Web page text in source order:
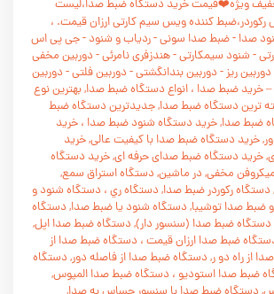
ویژه❤️️قیمت خرید دستگاه ضبط صدا،لیست
کننده ویس سیم کارتی ارزان قیمت. ،
صدا - ضبط صدا سونی - ردیاب و شنود - جی پی اس
- شنود سیمکارتی - هندزفری نامرئی - دوربین مخفی
ریز - دوربین بندانگشتی - دوربین فلتی - دوربین
خرید ضبط صدا ، انواع دستگاه ضبط صدا, بهترين نوع
ترين دستگاه ضبط صدا, جديدترين دستگاه ضبط
ضبط صدا, خريد دستگاه شنود ضبط صدا ، خريد
خريد دستگاه ضبط صدا با کيفيت عالی, خريد
خريد دستگاه ضبط صدای حرفه ای, خريد دستگاه
مخفی, در ماشين, دستگاه استراق سمع,
رکوردر ضبط صدا, دستگاه ري ، دستگاه شنود و
ضبط صدا توشيبا, دستگاه شنود يا ضبط صدا, دستگاه
دستگاه ضبط صدا (سنسور دار), دستگاه ضبط صدا اپل,
ضبط صدا ارزان قيمت ، دستگاه ضبط صدا از
از راه دو ر, دستگاه ضبط صدا از فاصله دور, دستگاه
ضبط صدا استوديو ، دستگاه ضبط صدا المپوس,